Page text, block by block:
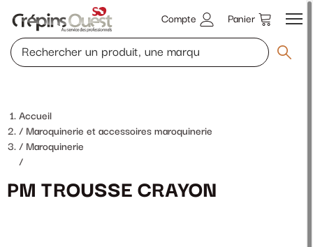
Compte Panier
Accueil
Maroquinerie et accessoires maroquinerie
Maroquinerie
/
PM TROUSSE CRAYON